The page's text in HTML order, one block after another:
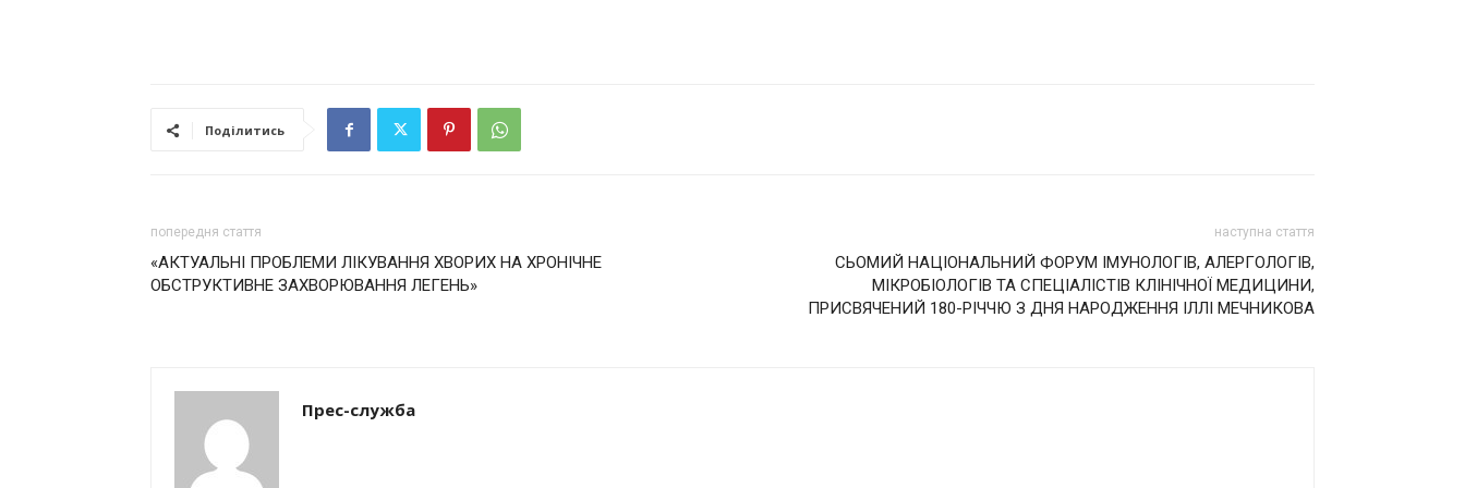
Поділитись
попередня стаття
«АКТУАЛЬНІ ПРОБЛЕМИ ЛІКУВАННЯ ХВОРИХ НА ХРОНІЧНЕ
ОБСТРУКТИВНЕ ЗАХВОРЮВАННЯ ЛЕГЕНЬ»
наступна стаття
СЬОМИЙ НАЦІОНАЛЬНИЙ ФОРУМ ІМУНОЛОГІВ, АЛЕРГОЛОГІВ,
МІКРОБІОЛОГІВ ТА СПЕЦІАЛІСТІВ КЛІНІЧНОЇ МЕДИЦИНИ,
ПРИСВЯЧЕНИЙ 180-РІЧЧЮ З ДНЯ НАРОДЖЕННЯ ІЛЛІ МЕЧНИКОВА
Прес-служба